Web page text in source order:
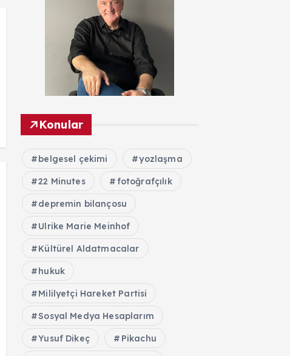
Konular
belgesel çekimi yozlaşma
22 Minutes fotoğrafçılık
depremin bilançosu
Ulrike Marie Meinhof
Kültürel Aldatmacalar
hukuk
Mililyetçi Hareket Partisi
Sosyal Medya Hesaplarım
Yusuf Dikeç Pikachu